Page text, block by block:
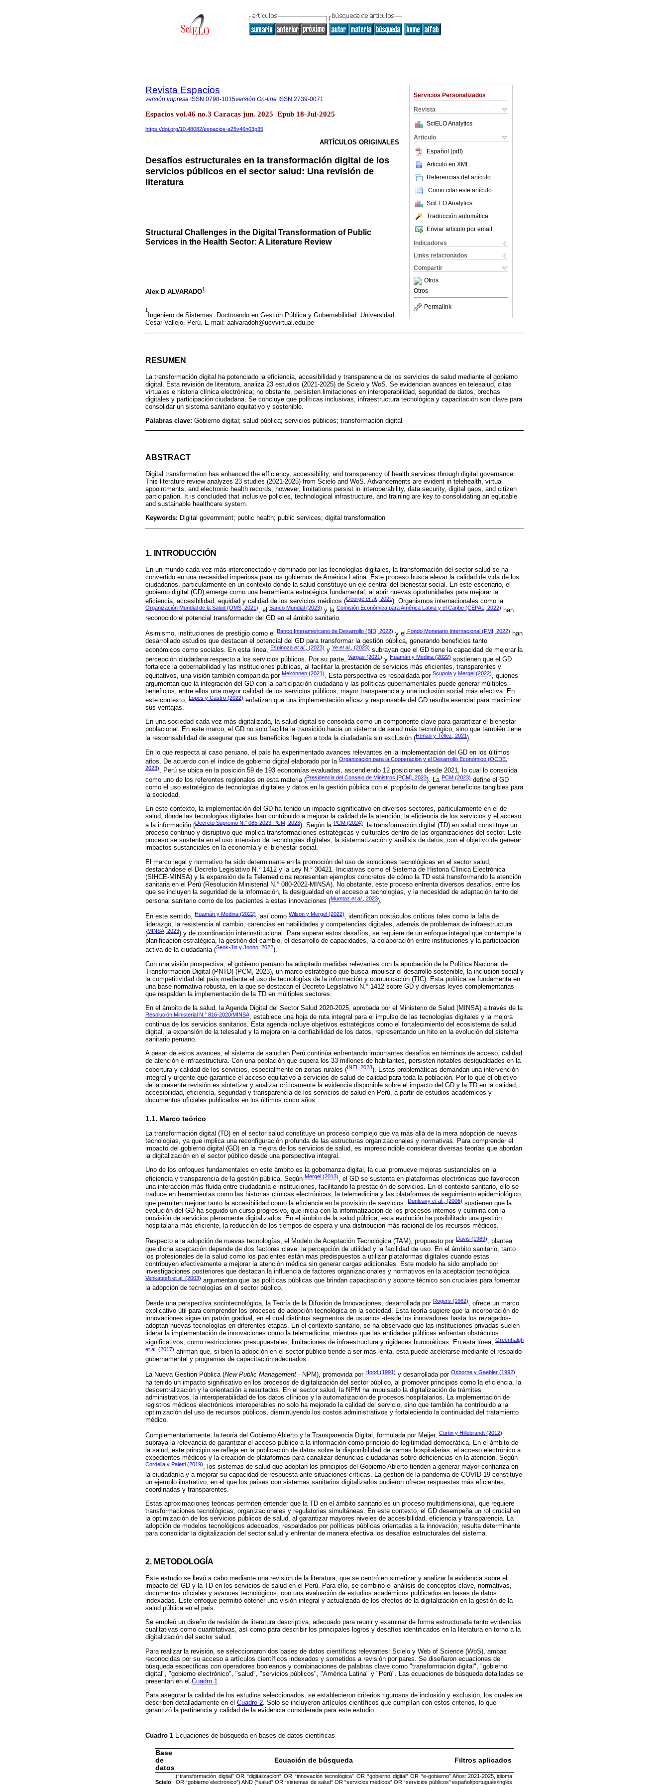
Servicios Personalizados
Revista
SciELO Analytics
Articulo
Español (pdf)
Articulo en XML
Referencias del artículo
Como citar este artículo
SciELO Analytics
Traducción automática
Enviar articulo por email
Indicadores
Links relacionados
Compartir
Otros
Otros
Permalink
Revista Espacios
versión impresa ISSN 0798-1015versión On-line ISSN 2739-0071
Espacios vol.46 no.3 Caracas jun. 2025 Epub 18-Jul-2025
https://doi.org/10.48082/espacios-a25v46n03p35
ARTÍCULOS ORIGINALES
Desafíos estructurales en la transformación digital de los
servicios públicos en el sector salud: Una revisión de
literatura
Structural Challenges in the Digital Transformation of Public
Services in the Health Sector: A Literature Review
Alex D ALVARADO1
1
Ingeniero de Sistemas. Doctorando en Gestión Pública y Gobernabilidad. Universidad
Cesar Vallejo. Perú. E-mail: aalvaradoh@ucvvirtual.edu.pe
RESUMEN
La transformación digital ha potenciado la eficiencia, accesibilidad y transparencia de los servicios de salud mediante el gobierno
digital. Esta revisión de literatura, analiza 23 estudios (2021-2025) de Scielo y WoS. Se evidencian avances en telesalud, citas
virtuales e historia clínica electrónica; no obstante, persisten limitaciones en interoperabilidad, seguridad de datos, brechas
digitales y participación ciudadana. Se concluye que políticas inclusivas, infraestructura tecnológica y capacitación son clave para
consolidar un sistema sanitario equitativo y sostenible.
Palabras clave: Gobierno digital; salud pública; servicios públicos; transformación digital
ABSTRACT
Digital transformation has enhanced the efficiency, accessibility, and transparency of health services through digital governance.
This literature review analyzes 23 studies (2021-2025) from Scielo and WoS. Advancements are evident in telehealth, virtual
appointments, and electronic health records; however, limitations persist in interoperability, data security, digital gaps, and citizen
participation. It is concluded that inclusive policies, technological infrastructure, and training are key to consolidating an equitable
and sustainable healthcare system.
Keywords: Digital government; public health; public services; digital transformation
1. INTRODUCCIÓN
En un mundo cada vez más interconectado y dominado por las tecnologías digitales, la transformación del sector salud se ha
convertido en una necesidad imperiosa para los gobiernos de América Latina. Este proceso busca elevar la calidad de vida de los
ciudadanos, particularmente en un contexto donde la salud constituye un eje central del bienestar social. En este escenario, el
gobierno digital (GD) emerge como una herramienta estratégica fundamental, al abrir nuevas oportunidades para mejorar la
eficiencia, accesibilidad, equidad y calidad de los servicios médicos (George et al., 2021). Organismos internacionales como la
Organización Mundial de la Salud (OMS, 2021), el Banco Mundial (2023) y la Comisión Económica para América Latina y el Caribe (CEPAL, 2022) han
reconocido el potencial transformador del GD en el ámbito sanitario.
Asimismo, instituciones de prestigio como el Banco Interamericano de Desarrollo (BID, 2022) y el Fondo Monetario Internacional (FMI, 2022) han
desarrollado estudios que destacan el potencial del GD para transformar la gestión pública, generando beneficios tanto
económicos como sociales. En esta línea, Espinoza et al., (2023) y Ye et al., (2023) subrayan que el GD tiene la capacidad de mejorar la
percepción ciudadana respecto a los servicios públicos. Por su parte, Vargas (2021) y Huamán y Medina (2022) sostienen que el GD
fortalece la gobernabilidad y las instituciones públicas, al facilitar la prestación de servicios más eficientes, transparentes y
equitativos, una visión también compartida por Mekonnen (2021). Esta perspectiva es respaldada por Scupola y Mergel (2022), quienes
argumentan que la integración del GD con la participación ciudadana y las políticas gubernamentales puede generar múltiples
beneficios, entre ellos una mayor calidad de los servicios públicos, mayor transparencia y una inclusión social más efectiva. En
este contexto,
Lopes y Castro (2022) enfatizan que una implementación eficaz y responsable del GD resulta esencial para maximizar
sus ventajas.
En una sociedad cada vez más digitalizada, la salud digital se consolida como un componente clave para garantizar el bienestar
poblacional. En este marco, el GD no solo facilita la transición hacia un sistema de salud más tecnológico, sino que también tiene
la responsabilidad de asegurar que sus beneficios lleguen a toda la ciudadanía sin exclusión (Henao y Téllez, 2021).
En lo que respecta al caso peruano, el país ha experimentado avances relevantes en la implementación del GD en los últimos
años. De acuerdo con el índice de gobierno digital elaborado por la Organización para la Cooperación y el Desarrollo Económico (OCDE,
2023), Perú se ubica en la posición 59 de 193 economías evaluadas, ascendiendo 12 posiciones desde 2021, lo cual lo consolida
como uno de los referentes regionales en esta materia (Presidencia del Consejo de Ministros [PCM], 2023). La PCM (2023) define el GD
como el uso estratégico de tecnologías digitales y datos en la gestión pública con el propósito de generar beneficios tangibles para
la sociedad.
En este contexto, la implementación del GD ha tenido un impacto significativo en diversos sectores, particularmente en el de
salud, donde las tecnologías digitales han contribuido a mejorar la calidad de la atención, la eficiencia de los servicios y el acceso
a la información (Decreto Supremo N.° 085-2023-PCM, 2023). Según la PCM (2024), la transformación digital (TD) en salud constituye un
proceso continuo y disruptivo que implica transformaciones estratégicas y culturales dentro de las organizaciones del sector. Este
proceso se sustenta en el uso intensivo de tecnologías digitales, la sistematización y análisis de datos, con el objetivo de generar
impactos sustanciales en la economía y el bienestar social.
El marco legal y normativo ha sido determinante en la promoción del uso de soluciones tecnológicas en el sector salud,
destacándose el Decreto Legislativo N.° 1412 y la Ley N.° 30421. Iniciativas como el Sistema de Historia Clínica Electrónica
(SIHCE-MINSA) y la expansión de la Telemedicina representan ejemplos concretos de cómo la TD está transformando la atención
sanitaria en el Perú (Resolución Ministerial N.° 080-2022-MINSA). No obstante, este proceso enfrenta diversos desafíos, entre los
que se incluyen la seguridad de la información, la desigualdad en el acceso a tecnologías, y la necesidad de adaptación tanto del
personal sanitario como de los pacientes a estas innovaciones (Mumtaz et al., 2023).
En este sentido, Huamán y Medina (2022), así como Wilson y Mergel (2022), identifican obstáculos críticos tales como la falta de
liderazgo, la resistencia al cambio, carencias en habilidades y competencias digitales, además de problemas de infraestructura
(MINSA, 2023) y de coordinación interinstitucional. Para superar estos desafíos, se requiere de un enfoque integral que contemple la
planificación estratégica, la gestión del cambio, el desarrollo de capacidades, la colaboración entre instituciones y la participación
activa de la ciudadanía (Seok-Jin y Jooho, 2022).
Con una visión prospectiva, el gobierno peruano ha adoptado medidas relevantes con la aprobación de la Política Nacional de
Transformación Digital (PNTD) (PCM, 2023), un marco estratégico que busca impulsar el desarrollo sostenible, la inclusión social y
la competitividad del país mediante el uso de tecnologías de la información y comunicación (TIC). Esta política se fundamenta en
una base normativa robusta, en la que se destacan el Decreto Legislativo N.° 1412 sobre GD y diversas leyes complementarias
que respaldan la implementación de la TD en múltiples sectores.
En el ámbito de la salud, la Agenda Digital del Sector Salud 2020-2025, aprobada por el Ministerio de Salud (MINSA) a través de la
Resolución Ministerial N.° 816-2020/MINSA, establece una hoja de ruta integral para el impulso de las tecnologías digitales y la mejora
continua de los servicios sanitarios. Esta agenda incluye objetivos estratégicos como el fortalecimiento del ecosistema de salud
digital, la expansión de la telesalud y la mejora en la confiabilidad de los datos, representando un hito en la evolución del sistema
sanitario peruano.
A pesar de estos avances, el sistema de salud en Perú continúa enfrentando importantes desafíos en términos de acceso, calidad
de atención e infraestructura. Con una población que supera los 33 millones de habitantes, persisten notables desigualdades en la
cobertura y calidad de los servicios, especialmente en zonas rurales ( INEI, 2023). Estas problemáticas demandan una intervención
integral y urgente que garantice el acceso equitativo a servicios de salud de calidad para toda la población. Por lo que el objetivo
de la presente revisión es sintetizar y analizar críticamente la evidencia disponible sobre el impacto del GD y la TD en la calidad,
accesibilidad, eficiencia, seguridad y transparencia de los servicios de salud en Perú, a partir de estudios académicos y
documentos oficiales publicados en los últimos cinco años.
1.1. Marco teórico
La transformación digital (TD) en el sector salud constituye un proceso complejo que va más allá de la mera adopción de nuevas
tecnologías, ya que implica una reconfiguración profunda de las estructuras organizacionales y normativas. Para comprender el
impacto del gobierno digital (GD) en la mejora de los servicios de salud, es imprescindible considerar diversas teorías que abordan
la digitalización en el sector público desde una perspectiva integral.
Uno de los enfoques fundamentales en este ámbito es la gobernanza digital, la cual promueve mejoras sustanciales en la
eficiencia y transparencia de la gestión pública. Según Mergel (2013), el GD se sustenta en plataformas electrónicas que favorecen
una interacción más fluida entre ciudadanía e instituciones, facilitando la prestación de servicios. En el contexto sanitario, ello se
traduce en herramientas como las historias clínicas electrónicas, la telemedicina y las plataformas de seguimiento epidemiológico,
que permiten mejorar tanto la accesibilidad como la eficiencia en la provisión de servicios.
Dunleavy et al., (2006) sostienen que la
evolución del GD ha seguido un curso progresivo, que inicia con la informatización de los procesos internos y culmina con la
provisión de servicios plenamente digitalizados. En el ámbito de la salud pública, esta evolución ha posibilitado una gestión
hospitalaria más eficiente, la reducción de los tiempos de espera y una distribución más racional de los recursos médicos.
Respecto a la adopción de nuevas tecnologías, el Modelo de Aceptación Tecnológica (TAM), propuesto por Davis (1989), plantea
que dicha aceptación depende de dos factores clave: la percepción de utilidad y la facilidad de uso. En el ámbito sanitario, tanto
los profesionales de la salud como los pacientes están más predispuestos a utilizar plataformas digitales cuando estas
contribuyen efectivamente a mejorar la atención médica sin generar cargas adicionales. Este modelo ha sido ampliado por
investigaciones posteriores que destacan la influencia de factores organizacionales y normativos en la aceptación tecnológica.
Venkatesh et al. (2003) argumentan que las políticas públicas que brindan capacitación y soporte técnico son cruciales para fomentar
la adopción de tecnologías en el sector público.
Desde una perspectiva sociotecnológica, la Teoría de la Difusión de Innovaciones, desarrollada por Rogers (1962), ofrece un marco
explicativo útil para comprender los procesos de adopción tecnológica en la sociedad. Esta teoría sugiere que la incorporación de
innovaciones sigue un patrón gradual, en el cual distintos segmentos de usuarios -desde los innovadores hasta los rezagados-
adoptan nuevas tecnologías en diferentes etapas. En el contexto sanitario, se ha observado que las instituciones privadas suelen
liderar la implementación de innovaciones como la telemedicina, mientras que las entidades públicas enfrentan obstáculos
significativos, como restricciones presupuestales, limitaciones de infraestructura y rigideces burocráticas. En esta línea, Greenhalgh
et al. (2017) afirman que, si bien la adopción en el sector público tiende a ser más lenta, esta puede acelerarse mediante el respaldo
gubernamental y programas de capacitación adecuados.
La Nueva Gestión Pública (New Public Management - NPM), promovida por Hood (1991) y desarrollada por Osborne y Gaebler (1992),
ha tenido un impacto significativo en los procesos de digitalización del sector público, al promover principios como la eficiencia, la
descentralización y la orientación a resultados. En el sector salud, la NPM ha impulsado la digitalización de trámites
administrativos, la interoperabilidad de los datos clínicos y la automatización de procesos hospitalarios. La implementación de
registros médicos electrónicos interoperables no solo ha mejorado la calidad del servicio, sino que también ha contribuido a la
optimización del uso de recursos públicos, disminuyendo los costos administrativos y fortaleciendo la continuidad del tratamiento
médico.
Complementariamente, la teoría del Gobierno Abierto y la Transparencia Digital, formulada por Meijer, Curtin y Hillebrandt (2012),
subraya la relevancia de garantizar el acceso público a la información como principio de legitimidad democrática. En el ámbito de
la salud, este principio se refleja en la publicación de datos sobre la disponibilidad de camas hospitalarias, el acceso electrónico a
expedientes médicos y la creación de plataformas para canalizar denuncias ciudadanas sobre deficiencias en la atención. Según
Cordella y Paletti (2019), los sistemas de salud que adoptan los principios del Gobierno Abierto tienden a generar mayor confianza en
la ciudadanía y a mejorar su capacidad de respuesta ante situaciones críticas. La gestión de la pandemia de COVID-19 constituye
un ejemplo ilustrativo, en el que los países con sistemas sanitarios digitalizados pudieron ofrecer respuestas más eficientes,
coordinadas y transparentes.
Estas aproximaciones teóricas permiten entender que la TD en el ámbito sanitario es un proceso multidimensional, que requiere
transformaciones tecnológicas, organizacionales y regulatorias simultáneas. En este contexto, el GD desempeña un rol crucial en
la optimización de los servicios públicos de salud, al garantizar mayores niveles de accesibilidad, eficiencia y transparencia. La
adopción de modelos tecnológicos adecuados, respaldados por políticas públicas orientadas a la innovación, resulta determinante
para consolidar la digitalización del sector salud y enfrentar de manera efectiva los desafíos estructurales del sistema.
2. METODOLOGÍA
Este estudio se llevó a cabo mediante una revisión de la literatura, que se centró en sintetizar y analizar la evidencia sobre el
impacto del GD y la TD en los servicios de salud en el Perú. Para ello, se combinó el análisis de conceptos clave, normativas,
documentos oficiales y avances tecnológicos, con una evaluación de estudios académicos publicados en bases de datos
indexadas. Este enfoque permitió obtener una visión integral y actualizada de los efectos de la digitalización en la gestión de la
salud pública en el país.
Se empleó un diseño de revisión de literatura descriptiva, adecuado para reunir y examinar de forma estructurada tanto evidencias
cualitativas como cuantitativas, así como para describir los principales logros y desafíos identificados en la literatura en torno a la
digitalización del sector salud.
Para realizar la revisión, se seleccionaron dos bases de datos científicas relevantes: Scielo y Web of Science (WoS), ambas
reconocidas por su acceso a artículos científicos indexados y sometidos a revisión por pares. Se diseñaron ecuaciones de
búsqueda específicas con operadores booleanos y combinaciones de palabras clave como "transformación digital", "gobierno
digital", "gobierno electrónico", "salud", "servicios públicos", "América Latina" y "Perú". Las ecuaciones de búsqueda detalladas se
presentan en el Cuadro 1
Para asegurar la calidad de los estudios seleccionados, se establecieron criterios rigurosos de inclusión y exclusión, los cuales se
describen detalladamente en el Cuadro 2 . Solo se incluyeron artículos científicos que cumplían con estos criterios, lo que
garantizó la pertinencia y calidad de la evidencia considerada para este estudio.
Cuadro 1 Ecuaciones de búsqueda en bases de datos científicas
Base
de
datos
Ecuación de búsqueda Filtros aplicados
Scielo
(“transformación digital” OR “digitalización” OR “innovación tecnológica” OR “gobierno digital” OR “e-gobierno”
OR “gobierno electrónico”) AND (“salud” OR “sistemas de salud” OR “servicios médicos” OR “servicios públicos”
Años: 2021-2025, idioma:
español/portugués/inglés,